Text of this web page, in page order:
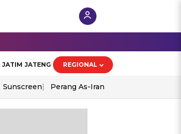
JATIM JATENG REGIONAL
Sunscreen Perang As-Iran